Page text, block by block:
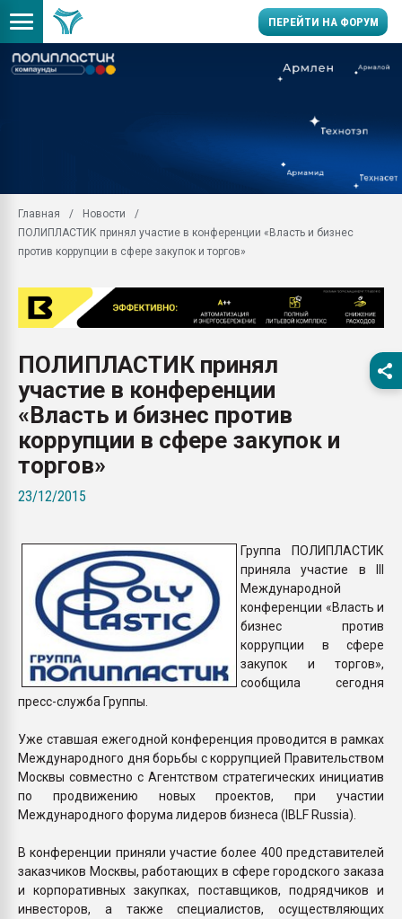
ПЕРЕЙТИ НА ФОРУМ
пластмасс
ситуацией на
Продам отходы
поликарбоната и АБС-
Armaloy PC/ABS-1IM
26.07.2022 "Сибирский
намного дороже
Профильная
покупка, обмен
Главная
Новости
ПОЛИПЛАСТИК принял участие в конференции «Власть и бизнес
против коррупции в сфере закупок и торгов»
ПОЛИПЛАСТИК принял
участие в конференции
«Власть и бизнес против
коррупции в сфере закупок и
торгов»
23/12/2015
Группа ПОЛИПЛАСТИК
приняла участие в III
Международной
конференции «Власть и
бизнес против
коррупции в сфере
закупок и торгов»,
сообщила сегодня
пресс-служба Группы.
Уже ставшая ежегодной конференция проводится в рамках
Международного дня борьбы с коррупцией Правительством
Москвы совместно с Агентством стратегических инициатив
по продвижению новых проектов, при участии
Международного форума лидеров бизнеса (IBLF Russia).
В конференции приняли участие более 400 представителей
заказчиков Москвы, работающих в сфере городского заказа
и корпоративных закупках, поставщиков, подрядчиков и
инвесторов, а также специалистов, осуществляющих